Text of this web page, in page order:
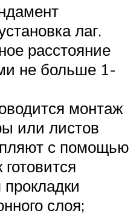
лаг.
расстояние
не больше 1-
монтаж
или листов
с помощью
слоя;